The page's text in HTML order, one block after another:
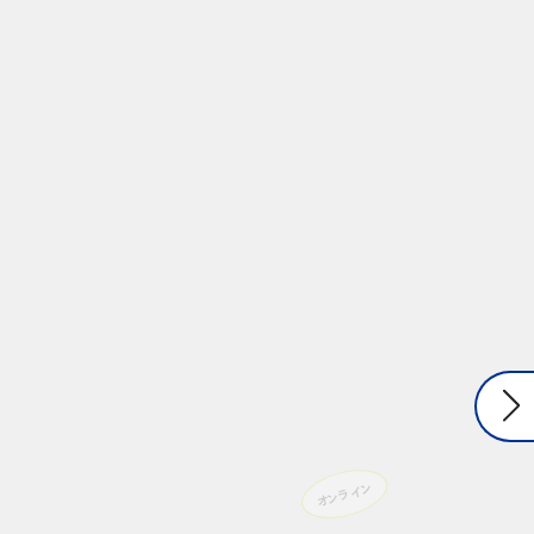
オンライン